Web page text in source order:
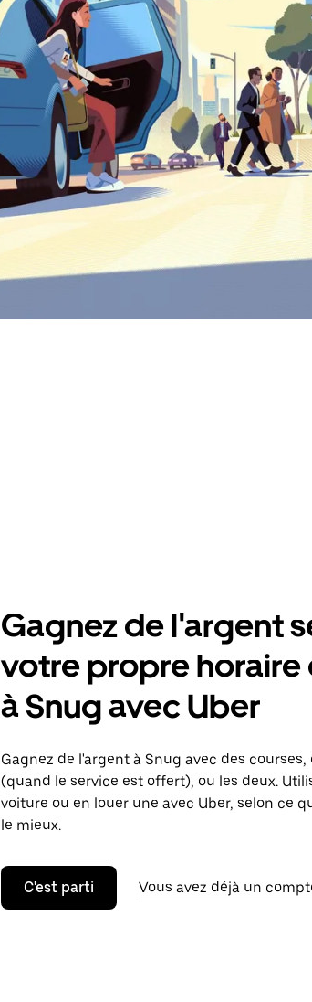
Gagnez de l'argent
votre propre horaire
à Snug avec Uber
Gagnez de l'argent à Snug avec des courses,
(quand le service est offert), ou les deux.
voiture ou en louer une avec Uber, selon ce
le mieux.
C'est parti Vous avez déjà un